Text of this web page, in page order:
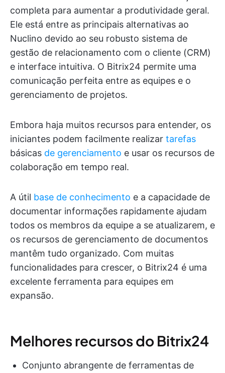
completa para aumentar a produtividade geral.
Ele está entre as principais alternativas ao
Nuclino devido ao seu robusto sistema de
gestão de relacionamento com o cliente (CRM)
e interface intuitiva. O Bitrix24 permite uma
comunicação perfeita entre as equipes e o
gerenciamento de projetos.
Embora haja muitos recursos para entender, os
iniciantes podem facilmente realizar tarefas
básicas de gerenciamento e usar os recursos de
colaboração em tempo real.
A útil base de conhecimento e a capacidade de
documentar informações rapidamente ajudam
todos os membros da equipe a se atualizarem, e
os recursos de gerenciamento de documentos
mantêm tudo organizado. Com muitas
funcionalidades para crescer, o Bitrix24 é uma
excelente ferramenta para equipes em
expansão.
Melhores recursos do Bitrix24
Conjunto abrangente de ferramentas de